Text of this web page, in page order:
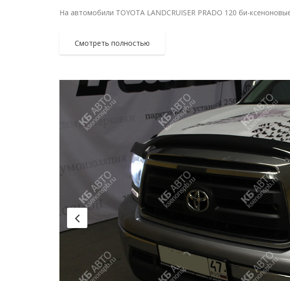
На автомобили TOYOTA LANDCRUISER PRADO 120 би-
Смотреть полностью